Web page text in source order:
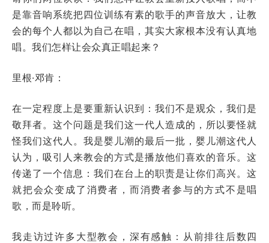
是靠音响系统把四位训练有素的歌手的声音放大，让教
会的每个人都以为自己在唱，其实大家根本没有认真地
唱。我们怎样让会众真正唱起来？
里根·邓肯：
在一定程度上是要重新认识到：我们不是观众，我们是
敬拜者。这个问题是我们这一代人造成的，所以要怪就
怪我们这代人。我是婴儿潮的最后一批，婴儿潮这代人
认为，吸引人来教会的方式是播放他们喜欢的音乐。这
传递了一个信息：我们在台上的职责是让你们高兴。这
就把会众变成了消费者，而消费者参与的方式不是唱
歌，而是聆听。
我走访过许多大型教会，深有感触：从前排往后数四